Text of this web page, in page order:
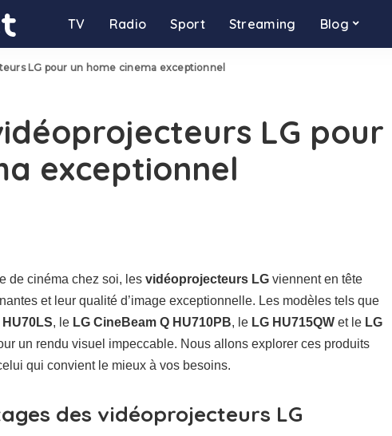
TV Radio Sport Streaming Blog
LG pour un home cinema exceptionnel
LG pour
exceptionnel
de cinéma chez soi, les vidéoprojecteurs LG viennent en tête
et leur qualité d’image exceptionnelle. Les modèles tels que
HU70LS, le LG CineBeam Q HU710PB, le LG HU715QW et le LG
un rendu visuel impeccable. Nous allons explorer ces produits
qui convient le mieux à vos besoins.
des vidéoprojecteurs LG